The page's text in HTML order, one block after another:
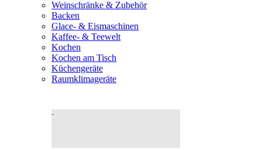
Weinschränke & Zubehör
Backen
Glace- & Eismaschinen
Kaffee- & Teewelt
Kochen
Kochen am Tisch
Küchengeräte
Raumklimageräte